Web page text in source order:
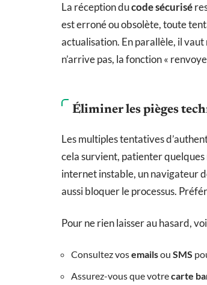
La réception ducode sécurisé
est erroné ou obsolète, toute
actualisation. En parallèle, il
n’arrive pas, la fonction «
Éliminer les pièges
Les multiples tentatives
cela survient, patienter
internet instable, un navigateur
aussi bloquer le processus.
Pour ne rien laisser au hasard,
Consultez vosemailsou SMS
Assurez-vous que votrecarte